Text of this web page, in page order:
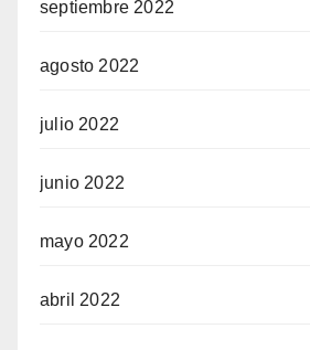
septiembre 2022
agosto 2022
julio 2022
junio 2022
mayo 2022
abril 2022